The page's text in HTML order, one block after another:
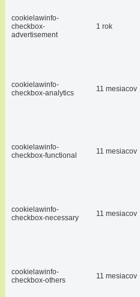
cookielawinfo-
checkbox-
advertisement
1 rok
cookielawinfo-
checkbox-analytics
11 mesiacov
cookielawinfo-
checkbox-functional
11 mesiacov
cookielawinfo-
checkbox-necessary
11 mesiacov
cookielawinfo-
checkbox-others
11 mesiacov